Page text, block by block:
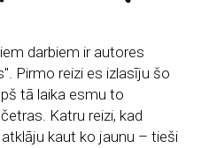
darbiem ir autores
Pirmo reizi es izlasīju šo
tā laika esmu to
Katru reizi, kad
kaut ko jaunu – tieši